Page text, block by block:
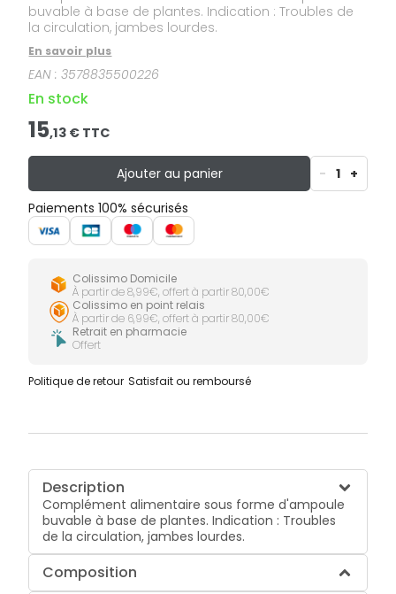
buvable à base de plantes. Indication : Troubles de
la circulation, jambes lourdes.
En savoir plus
EAN :3578835500226
En stock
15,13 € TTC
Ajouter au panier - 1 +
Paiements 100% sécurisés
Colissimo Domicile
À partir de 8,99€, offert à partir 80,00€
Colissimo en point relais
À partir de 6,99€, offert à partir 80,00€
Retrait en pharmacie
Offert
Politique de retour Satisfait ou remboursé
Description
Complément alimentaire sous forme d'ampoule
buvable à base de plantes. Indication : Troubles
de la circulation, jambes lourdes.
Composition